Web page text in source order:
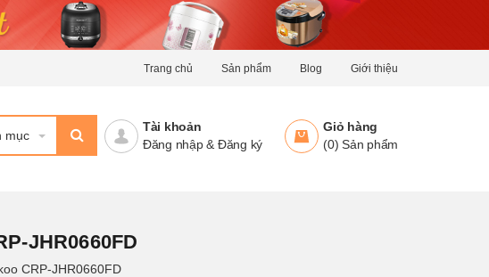
Trang chủ Sản phẩm Blog Giới thiệu
mục
Giỏ hàng
(0) Sản phẩm
Tài khoản
Đăng nhập& Đăng ký
JHR0660FD
CRP-JHR0660FD